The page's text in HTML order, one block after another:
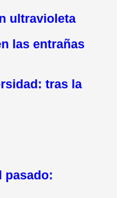
ultravioleta
las entrañas
tras la
pasado: